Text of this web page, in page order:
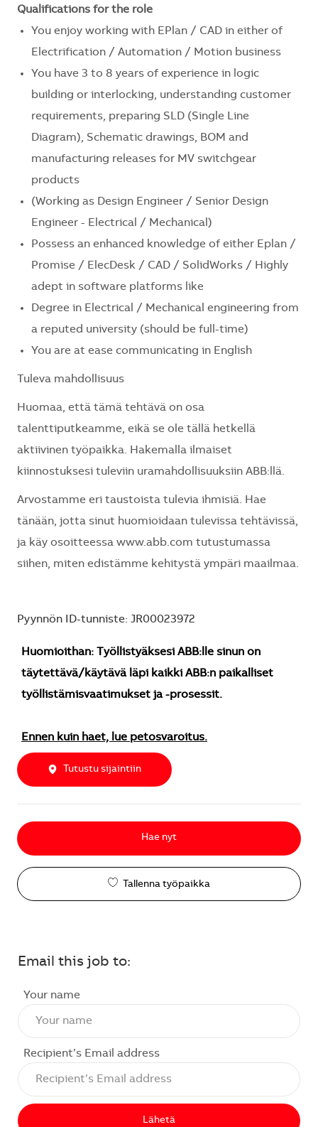
Qualifications for the role
You enjoy working with EPlan / CAD in either of
Electrification / Automation / Motion business
You have 3 to 8 years of experience in logic
building or interlocking, understanding customer
requirements, preparing SLD (Single Line
Diagram), Schematic drawings, BOM and
manufacturing releases for MV switchgear
products
(Working as Design Engineer / Senior Design
Engineer - Electrical / Mechanical)
Possess an enhanced knowledge of either Eplan /
Promise / ElecDesk / CAD / SolidWorks / Highly
adept in software platforms like
Degree in Electrical / Mechanical engineering from
a reputed university (should be full-time)
You are at ease communicating in English
Tuleva mahdollisuus
Huomaa, että tämä tehtävä on osa
talenttiputkeamme, eikä se ole tällä hetkellä
aktiivinen työpaikka. Hakemalla ilmaiset
kiinnostuksesi tuleviin uramahdollisuuksiin ABB:llä.
Arvostamme eri taustoista tulevia ihmisiä. Hae
tänään, jotta sinut huomioidaan tulevissa tehtävissä,
ja käy osoitteessa www.abb.com tutustumassa
siihen, miten edistämme kehitystä ympäri maailmaa.
Pyynnön ID-tunniste: JR00023972
Huomioithan: Työllistyäksesi ABB:lle sinun on
täytettävä/käytävä läpi kaikki ABB:n paikalliset
työllistämisvaatimukset ja -prosessit.
Ennen kuin haet, lue petosvaroitus.
Tutustu sijaintiin
Hae nyt
Tallenna työpaikka
Email this job to:
Your name
Recipient’s Email address
Lähetä